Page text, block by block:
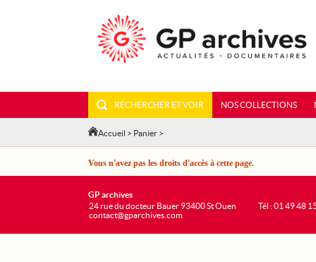
RECHERCHER ET VOIR NOS COLLECTIONS
Accueil > Panier >
Vous n'avez pas les droits d'accès à cette page.
GP archives
24 rue du docteur Bauer 93400 St Ouen
contact@gparchives.com
Tél : 01 49 48